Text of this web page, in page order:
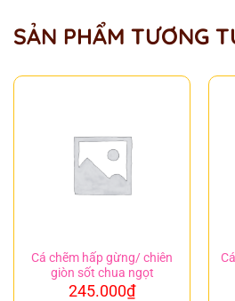
SẢN PHẨM TƯƠNG
Cá chẽm hấp gừng/ chiên
giòn sốt chua ngọt
245.000₫